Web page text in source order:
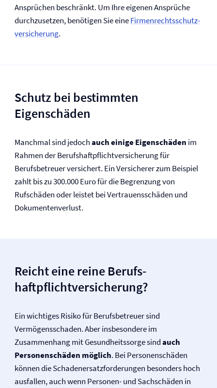
Ansprüchen beschränkt. Um Ihre eigenen Ansprüche
durchzusetzen, benötigen Sie eineFirmen­rechtsschutz­
versicherung.
Schutz bei bestimmten
Eigenschäden
Manchmal sind jedochauch einige Eigenschäden im
Rahmen der Berufs­haftpflicht­versicherung für
Berufsbetreuer versichert. Ein Versicherer zum Beispiel
zahlt bis zu 300.000 Euro für die Begrenzung von
Rufschäden oder leistet bei Vertrauensschäden und
Dokumentenverlust.
Reicht eine reine Berufs­
haftpflicht­versicherung?
Ein wichtiges Risiko für Berufsbetreuer sind
Vermögensschaden. Aber insbesondere im
Zusammenhang mit Gesundheitssorge sindauch
Personenschäden möglich. Bei Personenschäden
können die Schadenersatz­forderungen besonders hoch
ausfallen, auch wenn Personen- und Sachschäden in